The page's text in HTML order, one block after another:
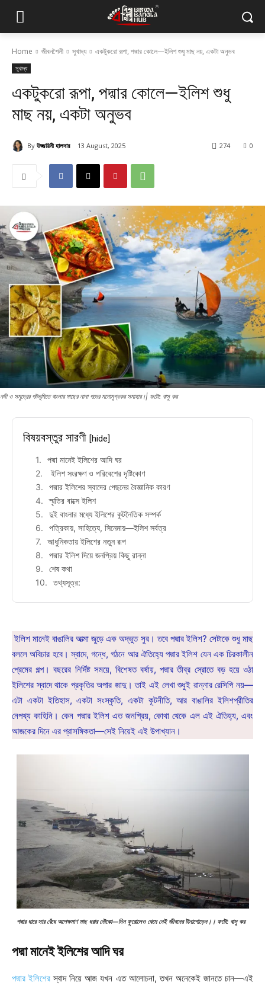
Home জীবনশৈলী সুখাদ্য একটুকরো রূপা, পদ্মার কোলে—ইলিশ শুধু মাছ নয়, একটা অনুভব
সুখাদ্য
একটুকরো রূপা, পদ্মার কোলে—ইলিশ শুধু
মাছ নয়, একটা অনুভব
By উজ্জয়িনী হালদার 13 August, 2025 0
274
নদী ও সমুদ্রের পটভূমিতে বাংলার মাছের নানা পদের মনোমুগ্ধকর সমাহার।| ফটো: বাসু কর
বিষয়বস্তুর সারণী [hide]
পদ্মা মানেই ইলিশের আদি ঘর
ইলিশ সংরক্ষণ ও পরিবেশের দৃষ্টিকোণ
পদ্মার ইলিশের স্বাদের পেছনের বৈজ্ঞানিক কারণ
স্মৃতির বাক্সে ইলিশ
দুই বাংলার মধ্যে ইলিশের কূটনৈতিক সম্পর্ক
পত্রিকায়, সাহিত্যে, সিনেমায়—ইলিশ সর্বত্র
আধুনিকতায় ইলিশের নতুন রূপ
পদ্মার ইলিশ দিয়ে জনপ্রিয় কিছু রান্না
শেষ কথা
তথ্যসূত্র:
ইলিশ মানেই বাঙালির আত্মা জুড়ে এক অদ্ভুত সুর। তবে পদ্মার ইলিশ? সেটাকে শুধু মাছ
বললে অবিচার হবে। স্বাদে, গন্ধে, গঠনে আর ঐতিহ্যে পদ্মার ইলিশ যেন এক চিরকালীন
প্রেমের গল্প। বছরের নির্দিষ্ট সময়ে, বিশেষত বর্ষায়, পদ্মার তীব্র স্রোতে বড় হয়ে ওঠা
ইলিশের স্বাদে থাকে প্রকৃতির অপার জাদু। তাই এই লেখা শুধুই রান্নার রেসিপি নয়—
এটা একটা ইতিহাস, একটা সংস্কৃতি, একটা কূটনীতি, আর বাঙালির ইলিশপ্রীতির
নেপথ্য কাহিনি। কেন পদ্মার ইলিশ এত জনপ্রিয়, কোথা থেকে এল এই ঐতিহ্য, এবং
আজকের দিনে এর প্রাসঙ্গিকতা—সেই নিয়েই এই উপাখ্যান।
পদ্মার ধারে সার বেঁধে অপেক্ষমাণ মাছ ধরার নৌকো—দিন ফুরোলেও থেমে নেই জীবনের টানাপোড়েন।। ফটো: বাসু কর
পদ্মা মানেই ইলিশের আদি ঘর
পদ্মার ইলিশের স্বাদ নিয়ে আজ যখন এত আলোচনা, তখন অনেকেই জানতে চান—এই